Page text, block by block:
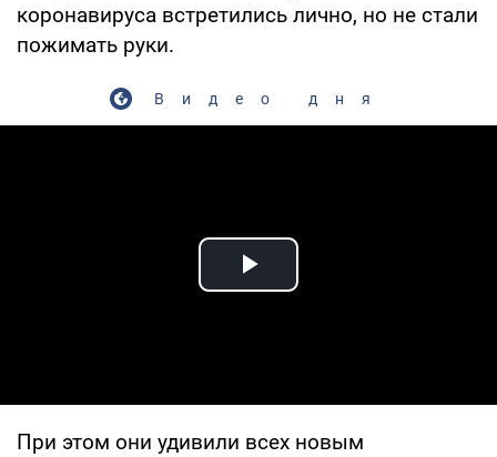
коронавируса встретились лично, но не стали
пожимать руки.
Видео дня
Play Video
При этом они удивили всех новым